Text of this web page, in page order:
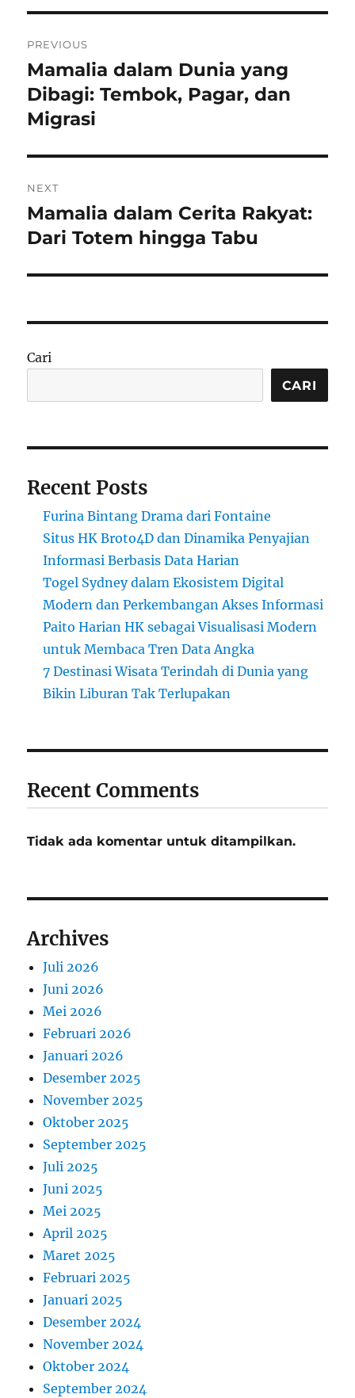
pos
PREVIOUS
Previous
post:
Mamalia dalam Dunia yang
Dibagi: Tembok, Pagar, dan
Migrasi
NEXT
Next
post:
Mamalia dalam Cerita Rakyat:
Dari Totem hingga Tabu
Cari
CARI
Recent Posts
Furina Bintang Drama dari Fontaine
Situs HK Broto4D dan Dinamika Penyajian
Informasi Berbasis Data Harian
Togel Sydney dalam Ekosistem Digital
Modern dan Perkembangan Akses Informasi
Paito Harian HK sebagai Visualisasi Modern
untuk Membaca Tren Data Angka
7 Destinasi Wisata Terindah di Dunia yang
Bikin Liburan Tak Terlupakan
Recent Comments
Tidak ada komentar untuk ditampilkan.
Archives
Juli 2026
Juni 2026
Mei 2026
Februari 2026
Januari 2026
Desember 2025
November 2025
Oktober 2025
September 2025
Juli 2025
Juni 2025
Mei 2025
April 2025
Maret 2025
Februari 2025
Januari 2025
Desember 2024
November 2024
Oktober 2024
September 2024